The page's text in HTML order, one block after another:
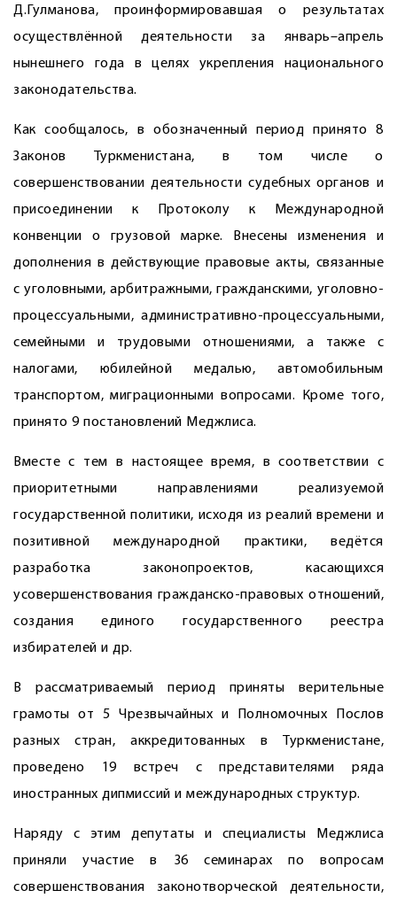
Д.Гулманова, проинформировавшая о результатах
осуществлённой деятельности за январь–апрель
нынешнего года в целях укрепления национального
законодательства.
Как сообщалось, в обозначенный период принято 8
Законов Туркменистана, в том числе о
совершенствовании деятельности судебных органов и
присоединении к Протоколу к Международной
конвенции о грузовой марке. Внесены изменения и
дополнения в действующие правовые акты, связанные
с уголовными, арбитражными, гражданскими, уголовно-
процессуальными, административно-процессуальными,
семейными и трудовыми отношениями, а также с
налогами, юбилейной медалью, автомобильным
транспортом, миграционными вопросами. Кроме того,
принято 9 постановлений Меджлиса.
Вместе с тем в настоящее время, в соответствии с
приоритетными направлениями реализуемой
государственной политики, исходя из реалий времени и
позитивной международной практики, ведётся
разработка законопроектов, касающихся
усовершенствования гражданско-правовых отношений,
создания единого государственного реестра
избирателей и др.
В рассматриваемый период приняты верительные
грамоты от 5 Чрезвычайных и Полномочных Послов
разных стран, аккредитованных в Туркменистане,
проведено 19 встреч с представителями ряда
иностранных дипмиссий и международных структур.
Наряду с этим депутаты и специалисты Меджлиса
приняли участие в 36 семинарах по вопросам
совершенствования законотворческой деятельности,